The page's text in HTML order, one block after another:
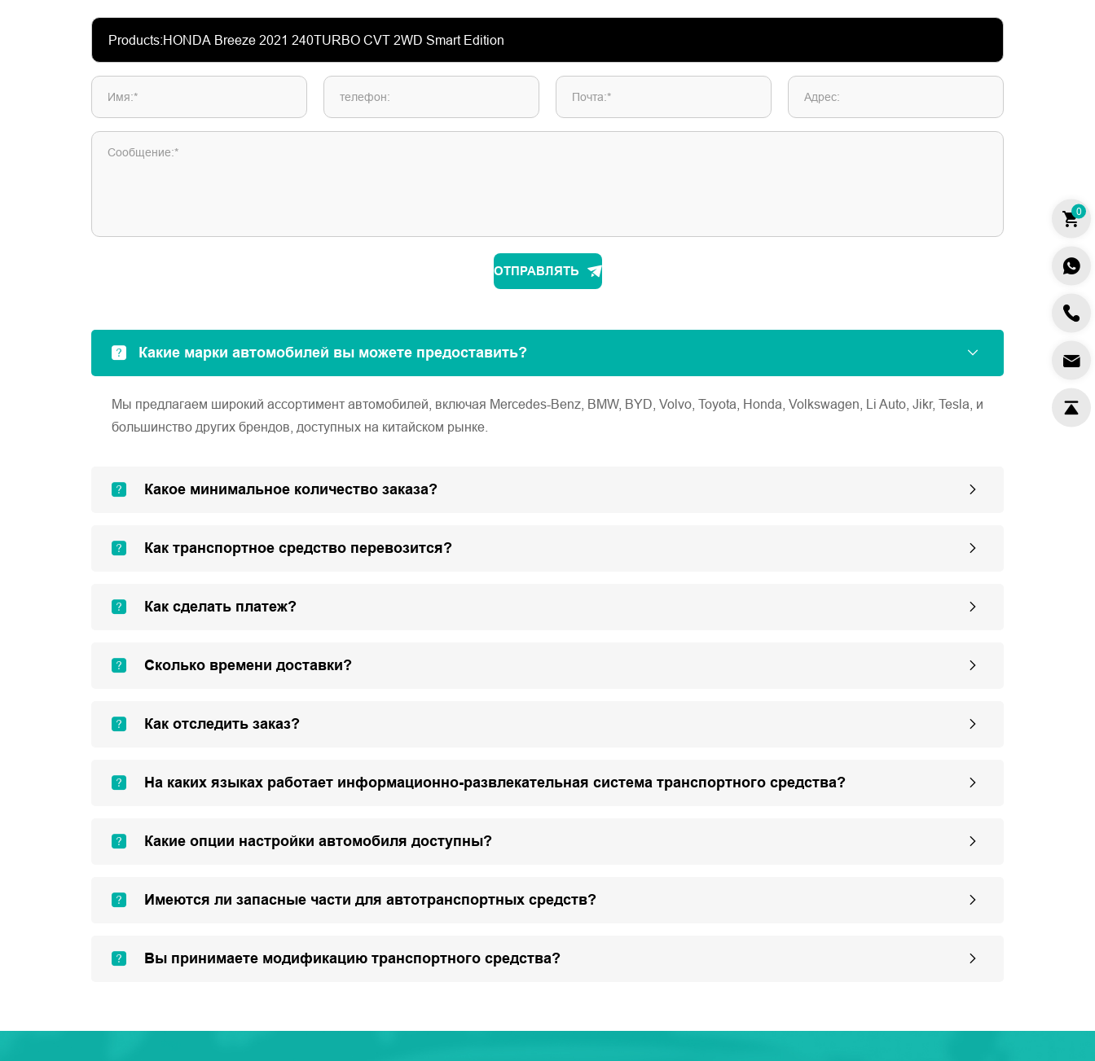
Имя:* телефон: Почта:* Адрес:
Сообщение:*
ОТПРАВЛЯТЬ
Какие марки автомобилей вы можете предоставить?
Мы предлагаем широкий ассортимент автомобилей, включая Mercedes-Benz, BMW, BYD, Volvo, Toyota, Honda, Volkswagen, Li Auto, Jikr, Tesla, и
большинство других брендов, доступных на китайском рынке.
Какое минимальное количество заказа?
Как транспортное средство перевозится?
Как сделать платеж?
Сколько времени доставки?
Как отследить заказ?
На каких языках работает информационно-развлекательная система транспортного средства?
Какие опции настройки автомобиля доступны?
Имеются ли запасные части для автотранспортных средств?
Вы принимаете модификацию транспортного средства?
0